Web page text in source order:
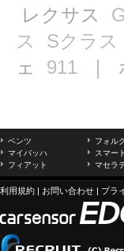
レクサス
ス
Sクラス
ェ 911 ｜
ベンツ フォル
マイバッハ
スマート
フィアット
マセラ
利用規約 | お問い合わせ | プラ